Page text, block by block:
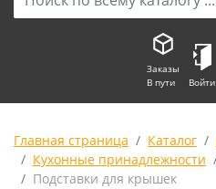
Заказы
В пути
Войти
Главная страница Каталог
Кухонные принадлежности
Подставки для крышек